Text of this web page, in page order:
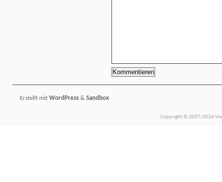
Erstellt mit WordPress & Sandbox
Copyright © 2007-2026